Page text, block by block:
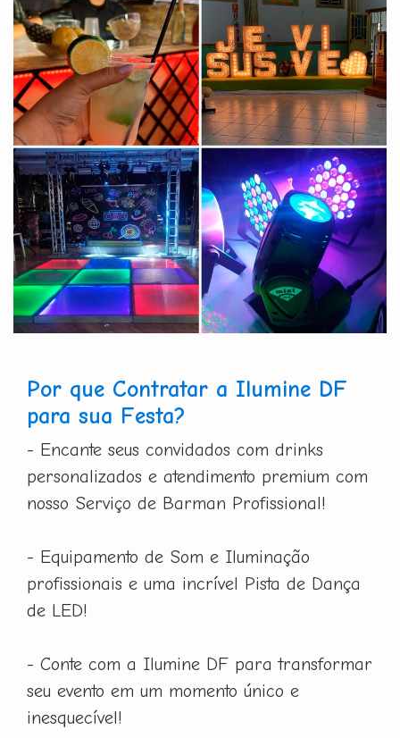
Por que Contratar a Ilumine DF
para sua Festa?
- Encante seus convidados com drinks
personalizados e atendimento premium com
nosso Serviço de Barman Profissional!
- Equipamento de Som e Iluminação
profissionais e uma incrível Pista de Dança
de LED!
- Conte com a Ilumine DF para transformar
seu evento em um momento único e
inesquecível!